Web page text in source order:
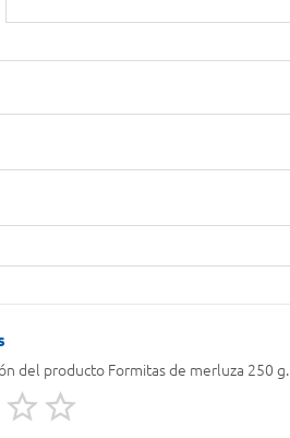
del producto Formitas de merluza 250 g.